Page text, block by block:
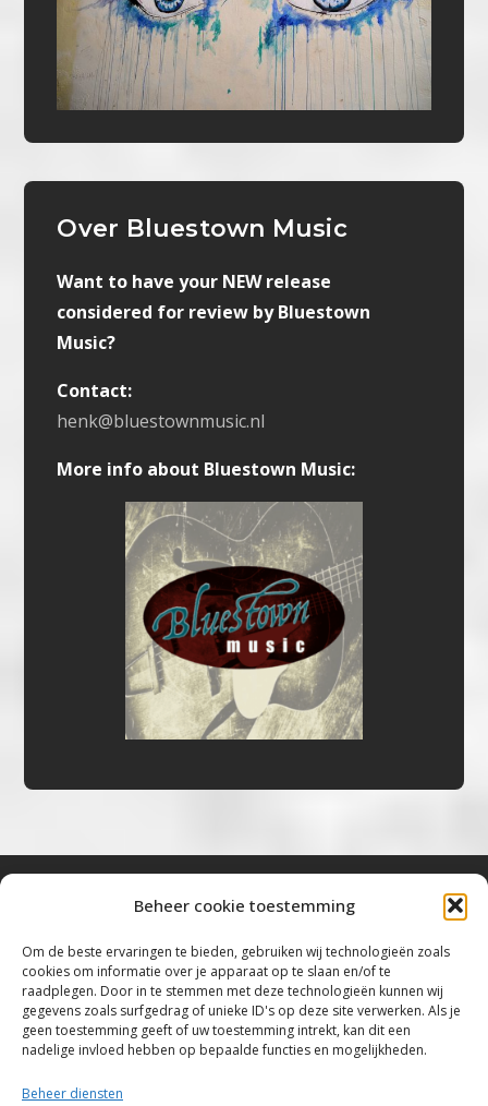
Beheer cookie toestemming
Om de beste ervaringen te bieden, gebruiken wij technologieën zoals
cookies om informatie over je apparaat op te slaan en/of te
raadplegen. Door in te stemmen met deze technologieën kunnen wij
gegevens zoals surfgedrag of unieke ID's op deze site verwerken. Als je
geen toestemming geeft of uw toestemming intrekt, kan dit een
nadelige invloed hebben op bepaalde functies en mogelijkheden.
Beheer diensten
Over Bluestown Music
Want to have your NEW release
considered for review by Bluestown
Music?
Contact:
henk@bluestownmusic.nl
More info about Bluestown Music:
“Voor de mooiste Blues, Rock, Roots &
Americana”
Copyright 2019 – 2026 Bluestown Music – All